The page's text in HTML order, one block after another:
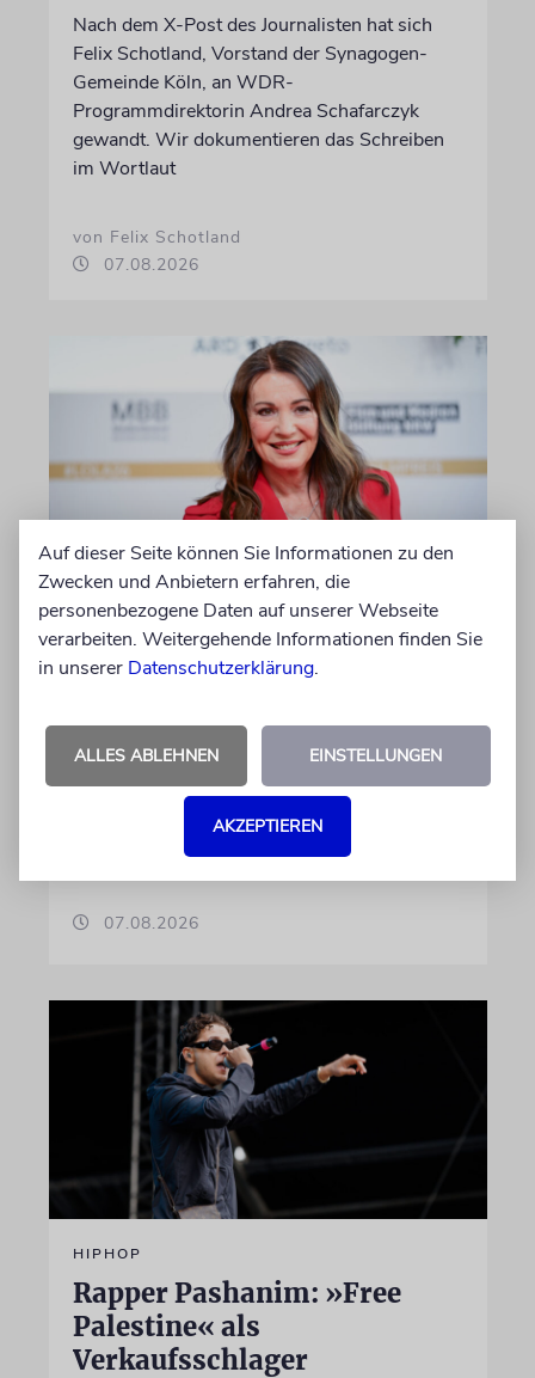
Nach dem X-Post des Journalisten hat sich
Felix Schotland, Vorstand der Synagogen-
Gemeinde Köln, an WDR-
Programmdirektorin Andrea Schafarczyk
gewandt. Wir dokumentieren das Schreiben
im Wortlaut
von Felix Schotland
07.08.2026
BERLIN
Einsatz gegen Judenhass:
Iris Berben erhält Deutschen
Die Schauspielerin steht nicht nur vor der
Kamera, sondern engagiert sich auch
ehrenamtlich. Der Deutsche Kulturrat würdigt
diese Leistung mit einem Preis. Igor Levit ist
07.08.2026
HIPHOP
Rapper Pashanim: »Free
Palestine« als
Verkaufsschlager
Auf dieser Seite können Sie Informationen zu den
Zwecken und Anbietern erfahren, die
personenbezogene Daten auf unserer Webseite
verarbeiten. Weitergehende Informationen finden Sie
in unserer Datenschutzerklärung.
ALLES ABLEHNEN EINSTELLUNGEN
AKZEPTIEREN